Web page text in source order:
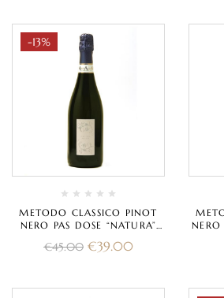
-13%
METODO CLASSICO PINOT
NERO PAS DOSE “NATURA”
MONTALTO
€45.00 €39.00
NERO